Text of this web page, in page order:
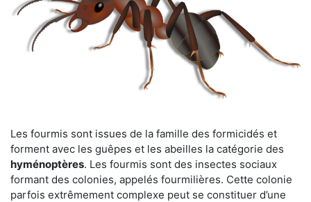
Les fourmis sont issues de la famille des formicidés et
forment avec les guêpes et les abeilles la catégorie des
hyménoptères. Les fourmis sont des insectes sociaux
formant des colonies, appelés fourmilières. Cette colonie
parfois extrêmement complexe peut se constituer d’une